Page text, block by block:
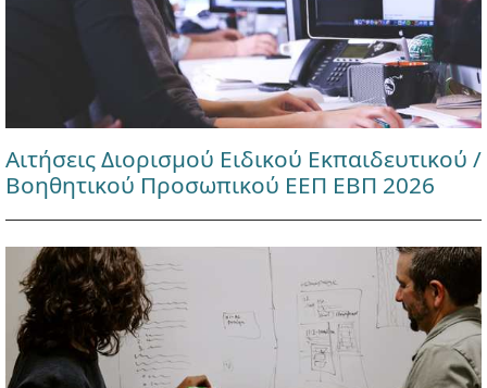
Αιτήσεις Διορισμού Ειδικού Εκπαιδευτικού /
Βοηθητικού Προσωπικού ΕΕΠ ΕΒΠ 2026